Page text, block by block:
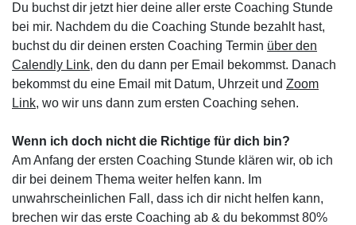
Du buchst dir jetzt hier deine aller erste Coaching Stunde
bei mir. Nachdem du die Coaching Stunde bezahlt hast,
buchst du dir deinen ersten Coaching Termin über den
Calendly Link, den du dann per Email bekommst. Danach
bekommst du eine Email mit Datum, Uhrzeit und Zoom
Link, wo wir uns dann zum ersten Coaching sehen.
Wenn ich doch nicht die Richtige für dich bin?
Am Anfang der ersten Coaching Stunde klären wir, ob ich
dir bei deinem Thema weiter helfen kann. Im
unwahrscheinlichen Fall, dass ich dir nicht helfen kann,
brechen wir das erste Coaching ab & du bekommst 80%